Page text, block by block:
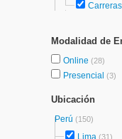
Modalidad de
Online (28)
Presencial (3)
Ubicación
Perú (150)
Lima (31)